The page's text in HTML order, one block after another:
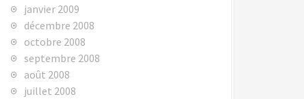
janvier 2009
décembre 2008
octobre 2008
septembre 2008
août 2008
juillet 2008